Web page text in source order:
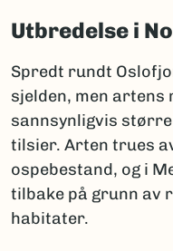
Utbredelse i
Spredt rundt
sjelden, men
sannsynligvis
tilsier. Arten trues
ospebestand, og i
tilbake på grunn av
habitater.